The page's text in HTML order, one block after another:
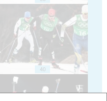
40